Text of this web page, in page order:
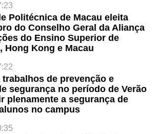
Politécnica de Macau eleita
do Conselho Geral da Aliança
do Ensino Superior de
Hong Kong e Macau
trabalhos de prevenção e
segurança no período de Verão
plenamente a segurança de
no campus